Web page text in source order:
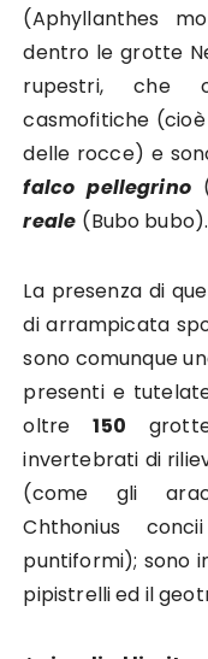
(Aphyllanthes
dentro le grotte
rupestri, che
casmofitiche
delle rocce) e
falco pellegrino
reale (Bubo bubo).
La presenza di
di arrampicata
sono comunque
presenti e
oltre150
invertebrati di
(come gli
Chthonius
puntiformi); sono
pipistrelli ed il